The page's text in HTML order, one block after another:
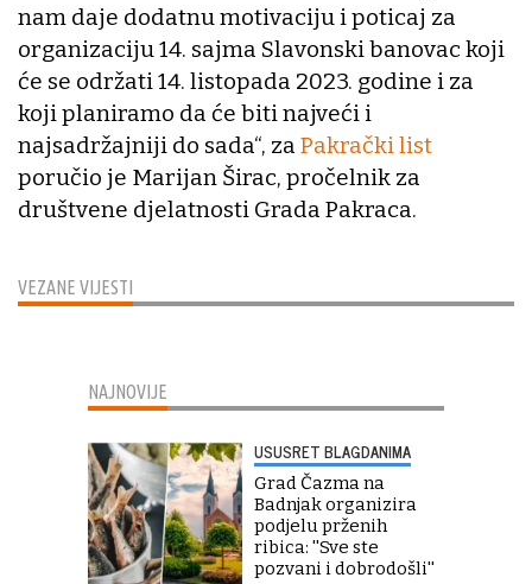
VEZANE VIJESTI
nam daje dodatnu motivaciju i poticaj za
organizaciju 14. sajma Slavonski banovac koji
će se održati 14. listopada 2023. godine i za
koji planiramo da će biti najveći i
najsadržajniji do sada“, za Pakrački list
poručio je Marijan Širac, pročelnik za
društvene djelatnosti Grada Pakraca.
NAJNOVIJE
USUSRET BLAGDANIMA
Grad Čazma na
Badnjak organizira
podjelu prženih
ribica: ''Sve ste
pozvani i dobrodošli''